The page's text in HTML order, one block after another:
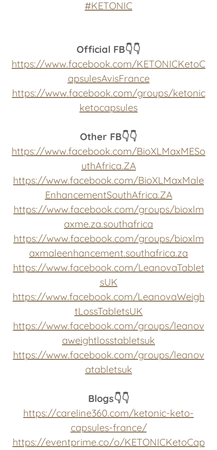
#KETONIC
Official FB👇👇
https://www.facebook.com/KETONICKetoC
apsulesAvisFrance
https://www.facebook.com/groups/ketonic
ketocapsules
Other FB👇👇
https://www.facebook.com/BioXLMaxMESo
uthAfrica.ZA
https://www.facebook.com/BioXLMaxMale
EnhancementSouthAfrica.ZA
https://www.facebook.com/groups/bioxlm
axme.za.southafrica
https://www.facebook.com/groups/bioxlm
axmaleenhancement.southafrica.za
https://www.facebook.com/LeanovaTablet
sUK
https://www.facebook.com/LeanovaWeigh
tLossTabletsUK
https://www.facebook.com/groups/leanov
aweightlosstabletsuk
https://www.facebook.com/groups/leanov
atabletsuk
Blogs👇👇
https://careline360.com/ketonic-keto-
capsules-france/
https://eventprime.co/o/KETONICKetoCap